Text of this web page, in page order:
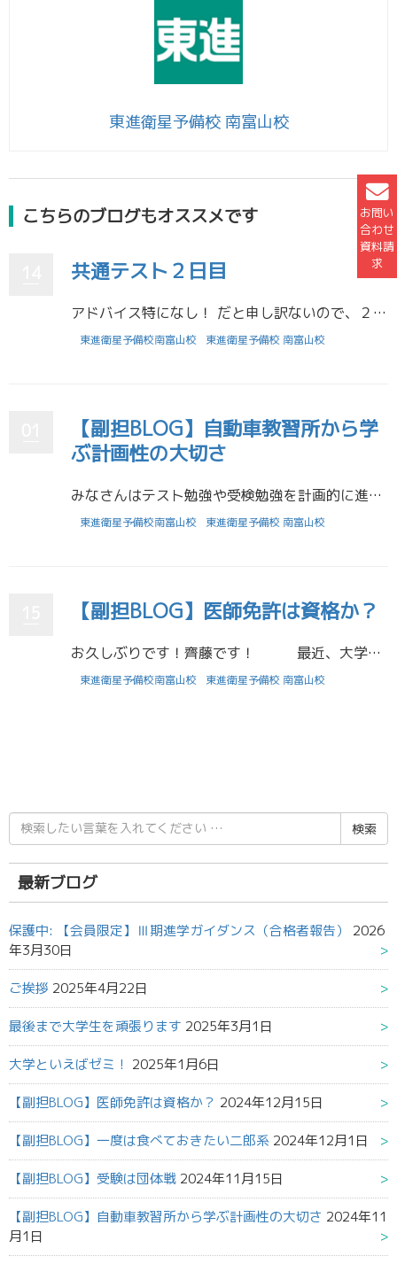
お問い
合わせ
資料請
求
東進衛星予備校 南富山校
こちらのブログもオススメです
共通テスト２日目
アドバイス特になし！ だと申し訳ないので、２日目ならではのアドバイスをします。 ①慣れてきた時こそ駄弁らない程よく緊張感しよう。 ②拾えるだけ拾う理数は難易度が変わりやすく当日どうなるか分かりません。最善を尽くすなら、拾 […]
東進衛星予備校南富山校 東進衛星予備校 南富山校
【副担BLOG】自動車教習所から学
ぶ計画性の大切さ
みなさんはテスト勉強や受検勉強を計画的に進めることはできていますか？ 普段みなさんに計画的に勉強しようねと言っている私自身、計画的に行動することがとても苦手です。いつも締め切りぎりぎりまで先延ばしにする癖がついてしまい、 […]
東進衛星予備校南富山校 東進衛星予備校 南富山校
【副担BLOG】医師免許は資格か？
お久しぶりです！齊藤です！ 最近、大学の授業で紹介された映画を個人的に興味があったので、鑑賞しました。 ネタバレになるので、題名は伏せますが、ある農村部でおきた失踪事件から始まります。失踪したのは、村の医 […]
東進衛星予備校南富山校 東進衛星予備校 南富山校
検
索
結
果:
最新ブログ
保護中: 【会員限定】Ⅲ期進学ガイダンス（合格者報告）
2026
年3月30日
ご挨拶 2025年4月22日
最後まで大学生を頑張ります 2025年3月1日
大学といえばゼミ！ 2025年1月6日
【副担BLOG】医師免許は資格か？ 2024年12月15日
【副担BLOG】一度は食べておきたい二郎系 2024年12月1日
【副担BLOG】受験は団体戦 2024年11月15日
【副担BLOG】自動車教習所から学ぶ計画性の大切さ 2024年11
月1日